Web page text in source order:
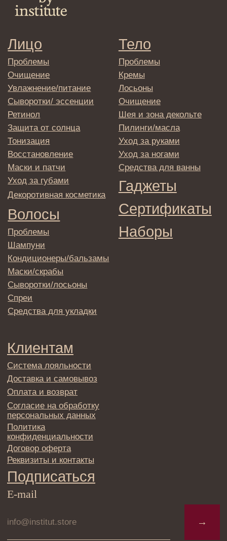
Политика
конфиденциальности
Подписаться
E-mail
→
Отправляя адрес электронной почты
обработки персональных данных
© 2025 Institute Store